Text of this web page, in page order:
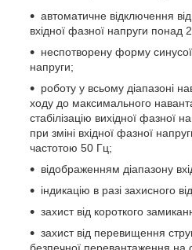
автоматичне відключення
вхідної фазної напруги понад
неспотворену форму
напруги;
роботу у всьому діапазоні
ходу до максимального
стабілізацію вихідної фазної
при зміні вхідної фазної
частотою 50 Гц;
відображенням діапазону
індикацію в разі захисного
захист від короткого
захист від перевищення
безпечної перевантаження